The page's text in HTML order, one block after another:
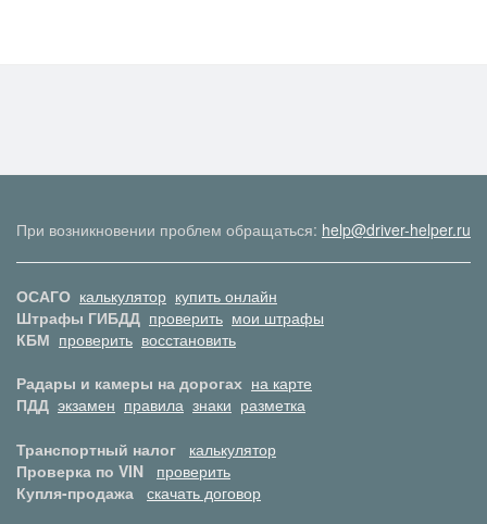
При возникновении проблем обращаться: help@driver-helper.ru
ОСАГО калькулятор купить онлайн
Штрафы ГИБДД проверить мои штрафы
КБМ проверить восстановить
Радары и камеры на дорогах на карте
ПДД экзамен правила знаки разметка
Транспортный налог
калькулятор
Проверка по VIN
проверить
Купля-продажа скачать договор